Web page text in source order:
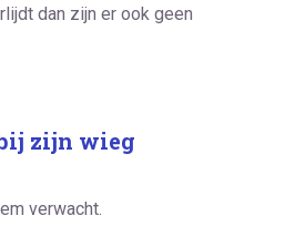
dan zijn er ook geen
zijn wieg
verwacht.